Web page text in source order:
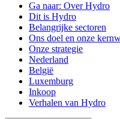
Ga naar: Over Hydro
Dit is Hydro
Belangrijke sectoren
Ons doel en onze
Onze strategie
Nederland
België
Luxemburg
Inkoop
Verhalen van Hydro